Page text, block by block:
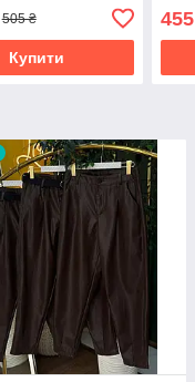
505 ₴
Купити
455